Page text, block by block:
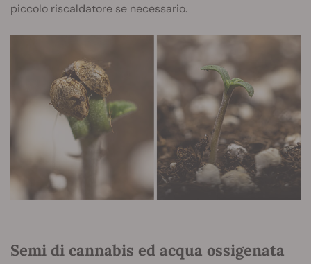
piccolo riscaldatore se necessario.
Semi di cannabis ed acqua ossigenata